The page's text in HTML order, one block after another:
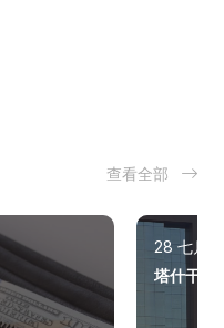
查看全部
28 七月
塔什干巩